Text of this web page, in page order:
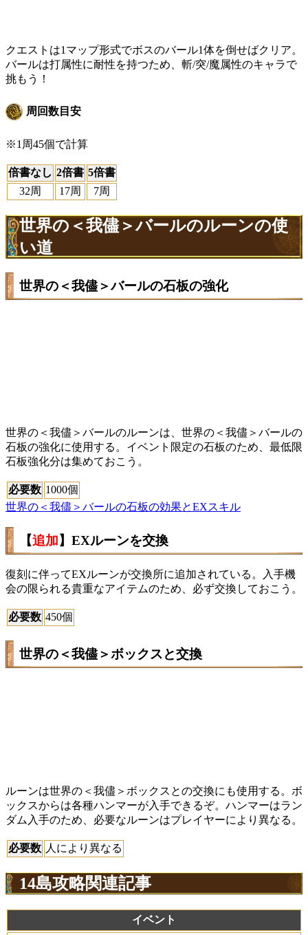
クエストは1マップ形式でボスのバール1体を倒せばクリア。
バールは打属性に耐性を持つため、斬/突/魔属性のキャラで
挑もう！
周回数目安
※1周45個で計算
倍書なし 2倍書 5倍書
32周
17周 7周
世界の＜我儘＞バールのルーンの使
い道
世界の＜我儘＞バールの石板の強化
世界の＜我儘＞バールのルーンは、世界の＜我儘＞バールの
石板の強化に使用する。イベント限定の石板のため、最低限
石板強化分は集めておこう。
必要数 1000個
世界の＜我儘＞バールの石板の効果とEXスキル
【追加】EXルーンを交換
復刻に伴ってEXルーンが交換所に追加されている。入手機
会の限られる貴重なアイテムのため、必ず交換しておこう。
必要数 450個
世界の＜我儘＞ボックスと交換
ルーンは世界の＜我儘＞ボックスとの交換にも使用する。ボ
ックスからは各種ハンマーが入手できるぞ。ハンマーはラン
ダム入手のため、必要なルーンはプレイヤーにより異なる。
必要数 人により異なる
14島攻略関連記事
イベント